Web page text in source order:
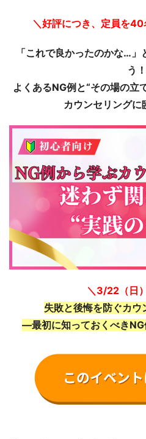
＼好評につき、定員を
「これで良かったのかな…
う！
よくあるNG例と“その場の立
カウンセリングに
＼3/22（日
失敗と後悔を防ぐカウ
―最初に知っておくべき